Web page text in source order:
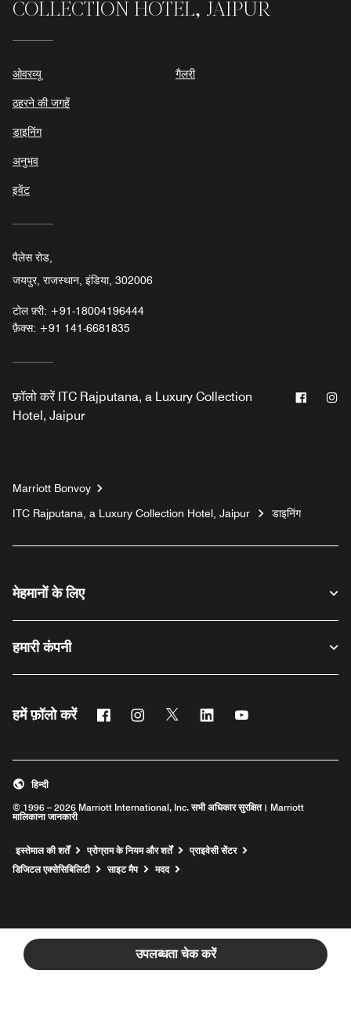
उपलब्धता चेक करें
COLLECTION HOTEL, JAIPUR
ओवरव्यू
ठहरने की जगहें
डाइनिंग
अनुभव
इवेंट
गैलरी
पैलेस रोड,
जयपुर, राजस्थान, इंडिया, 302006
टोल फ़्री: +91-18004196444
फ़ैक्स: +91 141-6681835
फ़ॉलो करें ITC Rajputana, a Luxury Collection
Hotel, Jaipur
फेसबुक
Marriott Bonvoy
ITC Rajputana, a Luxury Collection Hotel, Jaipur
डाइनिंग
मेहमानों के लिए
हमारी कंपनी
हमें फ़ॉलो करें फेसबुक इंस्टाग्राम ट्विटर लिंक्डिन
© 1996 – 2026 Marriott International, Inc. सभी अधिकार सुरक्षित। Marriott
मालिकाना जानकारी
हिन्दी
इस्तेमाल की शर्तें प्रोग्राम के नियम और शर्तें
प्राइवेसी सेंटर
डिजिटल एक्सेसिबिलिटी
साइट मैप मदद